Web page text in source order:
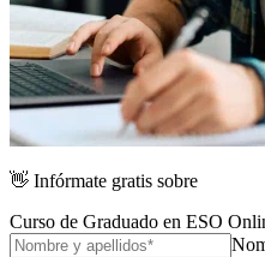
👋 Infórmate gratis sobre
Curso de Graduado en ESO